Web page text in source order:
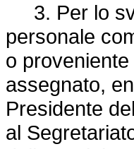
3. Per lo
personale
o
assegnato,
Presidente
al